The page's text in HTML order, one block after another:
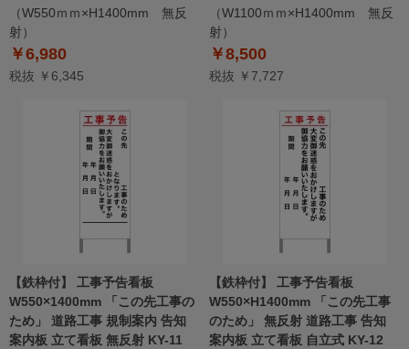
（W550ｍｍ×H1400mm 無反
射）
￥6,980
税抜 ￥6,345
（W1100ｍｍ×H1400mm 無反
射）
￥8,500
税抜 ￥7,727
【鉄枠付】 工事予告看板
W550×1400mm 「この先工事の
ため」 道路工事 規制案内 告知
案内板 立て看板 無反射 KY-11
【鉄枠付】 工事予告看板
W550×H1400mm 「この先工事
のため」 無反射 道路工事 告知
案内板 立て看板 自立式 KY-12